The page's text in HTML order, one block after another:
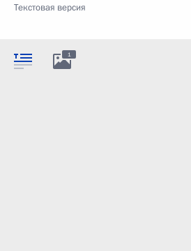
Текстовая версия
1